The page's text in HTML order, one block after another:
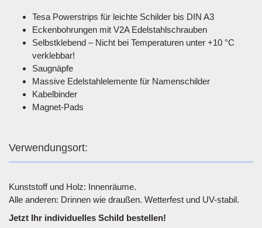
Tesa Powerstrips für leichte Schilder bis DIN A3
Eckenbohrungen mit V2A Edelstahlschrauben
Selbstklebend – Nicht bei Temperaturen unter +10 °C
verklebbar!
Saugnäpfe
Massive Edelstahlelemente für Namenschilder
Kabelbinder
Magnet-Pads
Verwendungsort:
Kunststoff und Holz: Innenräume.
Alle anderen: Drinnen wie draußen. Wetterfest und UV-stabil.
Jetzt Ihr individuelles Schild bestellen!